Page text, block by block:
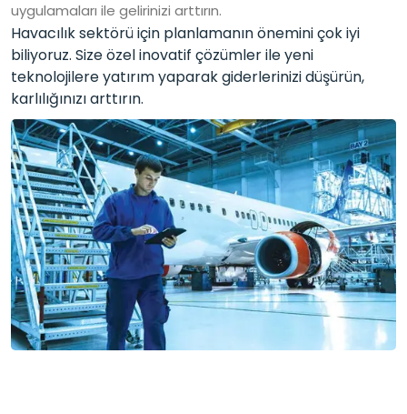
uygulamaları ile gelirinizi arttırın.
Havacılık sektörü için planlamanın önemini çok iyi
biliyoruz. Size özel inovatif çözümler ile yeni
teknolojilere yatırım yaparak giderlerinizi düşürün,
karlılığınızı arttırın.